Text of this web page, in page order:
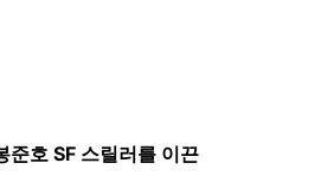
준호 SF 스릴러를 이끈